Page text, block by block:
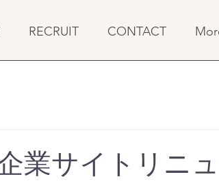
RECRUIT CONTACT
業サイトリニ